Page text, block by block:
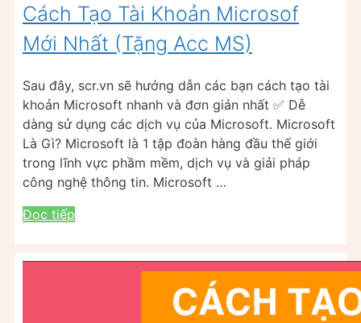
Cách Tạo Tài Khoản Microsof
Mới Nhất (Tặng Acc MS)
Sau đây, scr.vn sẽ hướng dẫn các bạn cách tạo tài
khoản Microsoft nhanh và đơn giản nhất ✅ Dễ
dàng sử dụng các dịch vụ của Microsoft. Microsoft
Là Gì? Microsoft là 1 tập đoàn hàng đầu thế giới
trong lĩnh vực phầm mềm, dịch vụ và giải pháp
công nghệ thông tin. Microsoft …
Đọc tiếp